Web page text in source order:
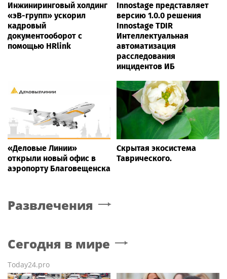
Инжиниринговый холдинг
«эВ-групп» ускорил
кадровый
документооборот с
помощью HRlink
Innostage представляет
версию 1.0.0 решения
Innostage TDIR
Интеллектуальная
автоматизация
расследования
инцидентов ИБ
«Деловые Линии»
открыли новый офис в
аэропорту Благовещенска
Скрытая экосистема
Таврического.
Развлечения
Сегодня в мире
Today24.pro